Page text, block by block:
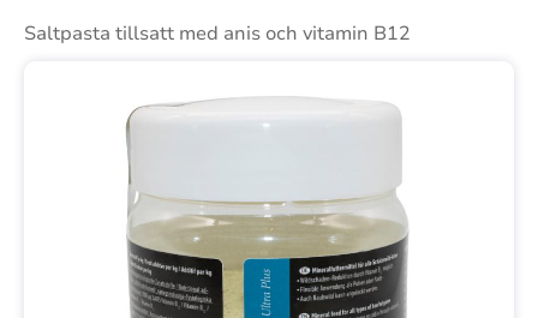
Saltpasta tillsatt med anis och vitamin B12